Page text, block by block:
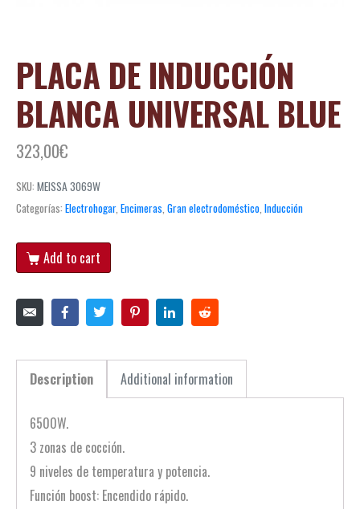
PLACA DE INDUCCIÓN
BLANCA UNIVERSAL BLUE
323,00€
SKU: MEISSA 3069W
Categorías: Electrohogar, Encimeras Gran electrodoméstico Inducción
Add to cart
Description Additional information
6500W.
3 zonas de cocción.
9 niveles de temperatura y potencia.
Función boost: Encendido rápido.